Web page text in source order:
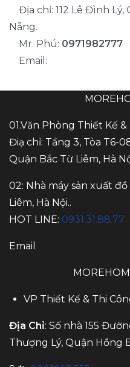
Địa chỉ: 112 Lê Đình Lý,
Nẵng.
Mr. Phú: 0971982777
Email:
01.Văn Phòng Thiết Kế
Điạ chỉ: Tầng 3, Tòa T6-
Quận Bắc Từ Liêm, Hà
02: Nhà máy sản xuất đồ
Liêm, Hà Nội..
HOT LINE: 0931.31.88.77
Email
VP Thiết Kế & Thi
Địa Chỉ: Số nhà 155
Thượng Lý, Quận Hồng